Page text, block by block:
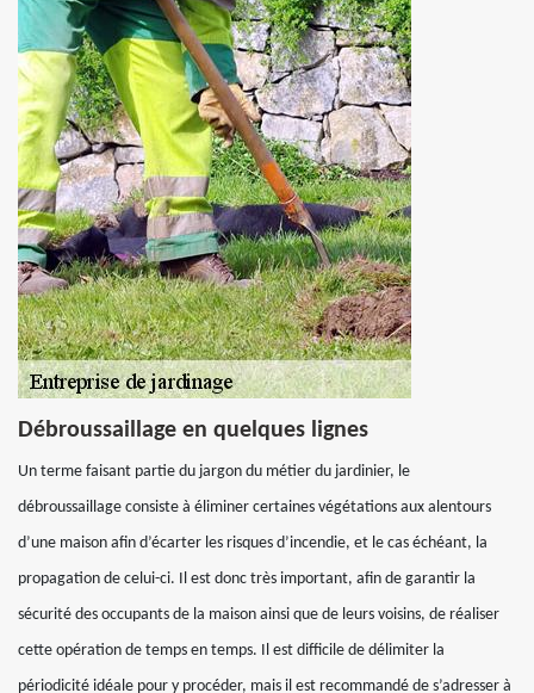
Débroussaillage en quelques lignes
Un terme faisant partie du jargon du métier du jardinier, le
débroussaillage consiste à éliminer certaines végétations aux alentours
d’une maison afin d’écarter les risques d’incendie, et le cas échéant, la
propagation de celui-ci. Il est donc très important, afin de garantir la
sécurité des occupants de la maison ainsi que de leurs voisins, de réaliser
cette opération de temps en temps. Il est difficile de délimiter la
périodicité idéale pour y procéder, mais il est recommandé de s’adresser à